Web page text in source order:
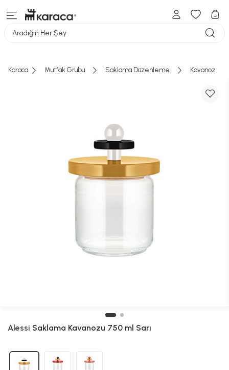
Aradığın Her Şey
Karaca Mutfak Grubu Saklama Düzenleme Kavanoz
Alessi Saklama Kavanozu 750 ml Sarı